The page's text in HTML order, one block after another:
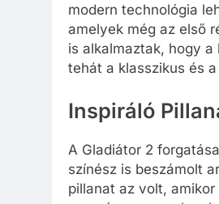
modern technológia
amelyek még az első
is alkalmaztak, hogy
tehát a klasszikus és
Inspiráló
A Gladiátor 2
színész is beszámolt
pillanat az volt,